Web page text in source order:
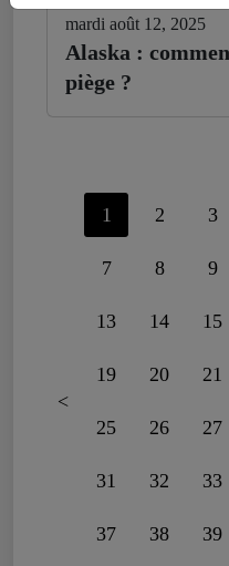
mardi août 12, 2025
Alaska :
piège ?
<
1 2 3
7 8 9
13 14 15
19 20 21
25 26 27
31 32 33
37 38 39